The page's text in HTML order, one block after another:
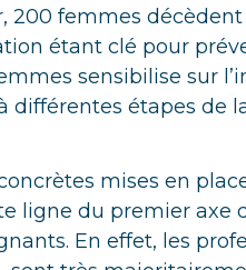
200 femmes
étant clé pour
sensibilise sur
différentes étapes de
mises en
ligne du premier axe
En effet, les